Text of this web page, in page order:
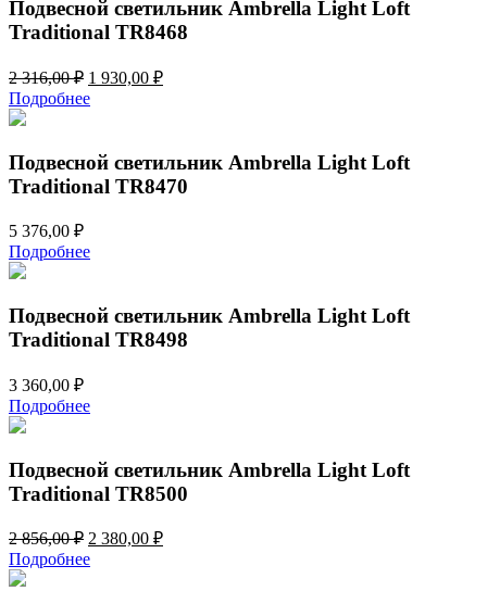
Подвесной светильник Ambrella Light Loft
Traditional TR8468
2 316,00₽ Первоначальная
цена
составляла
316,00 ₽.
1 930,00 ₽Текущая
Подробнее
Подвесной светильник Ambrella Light Loft
Traditional TR8470
5 376,00 ₽
Подробнее
Подвесной светильник Ambrella Light Loft
Traditional TR8498
3 360,00 ₽
Подробнее
Подвесной светильник Ambrella Light Loft
Traditional TR8500
2 856,00₽ Первоначальная
цена
составляла
2 380,00 ₽Текущая
Подробнее